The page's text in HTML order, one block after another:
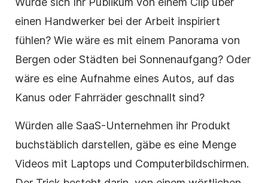
einen Handwerker bei der Arbeit inspiriert
fühlen? Wie wäre es mit einem Panorama von
Bergen oder Städten bei Sonnenaufgang? Oder
wäre es eine Aufnahme eines Autos, auf das
Kanus oder Fahrräder geschnallt sind?
Würden alle SaaS-Unternehmen ihr Produkt
buchstäblich darstellen, gäbe es eine Menge
Videos mit Laptops und Computerbildschirmen.